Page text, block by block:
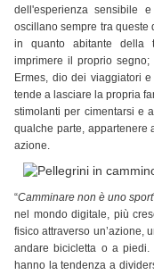
dell'esperienza sensibile
oscillano sempre tra
in quanto abitante della
imprimere il proprio
Ermes, dio dei viaggiatori
tende a lasciare la propria
stimolanti per cimentarsi e
qualche parte, appartenere
azione.
“Camminare non è uno sport
nel mondo digitale, più
fisico attraverso un’azione,
andare bicicletta o a piedi.
hanno la tendenza a